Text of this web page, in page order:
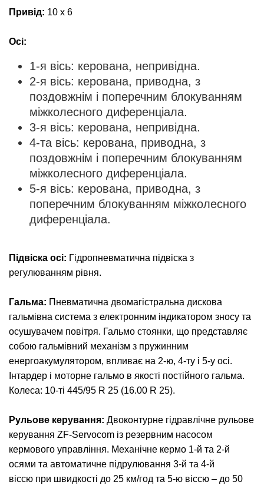
Привід: 10 x 6
Осі:
1-я вісь: керована, непривідна.
2-я вісь: керована, приводна, з
поздовжнім і поперечним блокуванням
міжколесного диференціала.
3-я вісь: керована, непривідна.
4-та вісь: керована, приводна, з
поздовжнім і поперечним блокуванням
міжколесного диференціала.
5-я вісь: керована, приводна, з
поперечним блокуванням міжколесного
диференціала.
Підвіска осі: Гідропневматична підвіска з
регулюванням рівня.
Гальма: Пневматична двомагістральна дискова
гальмівна система з електронним індикатором зносу та
осушувачем повітря. Гальмо стоянки, що представляє
собою гальмівний механізм з пружинним
енергоакумулятором, впливає на 2-ю, 4-ту і 5-у осі.
Інтардер і моторне гальмо в якості постійного гальма.
Колеса: 10-ті 445/95 R 25 (16.00 R 25).
Рульове керування: Двоконтурне гідравлічне рульове
керування ZF-Servocom із резервним насосом
кермового управління. Механічне кермо 1-й та 2-й
осями та автоматичне підрулювання 3-й та 4-й
віссю при швидкості до 25 км/год та 5-ю віссю – до 50